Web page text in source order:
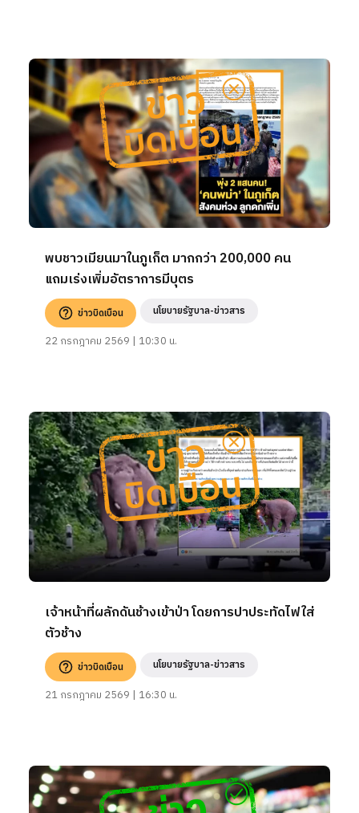
พบชาวเมียนมาในภูเก็ต มากกว่า 200,000 คน
แถมเร่งเพิ่มอัตราการมีบุตร
ข่าวบิดเบือน นโยบายรัฐบาล-ข่าวสาร
22 กรกฎาคม 2569 | 10:30 น.
เจ้าหน้าที่ผลักดันช้างเข้าป่า โดยการปาประทัดไฟใส่
ตัวช้าง
ข่าวบิดเบือน นโยบายรัฐบาล-ข่าวสาร
21 กรกฎาคม 2569 | 16:30 น.